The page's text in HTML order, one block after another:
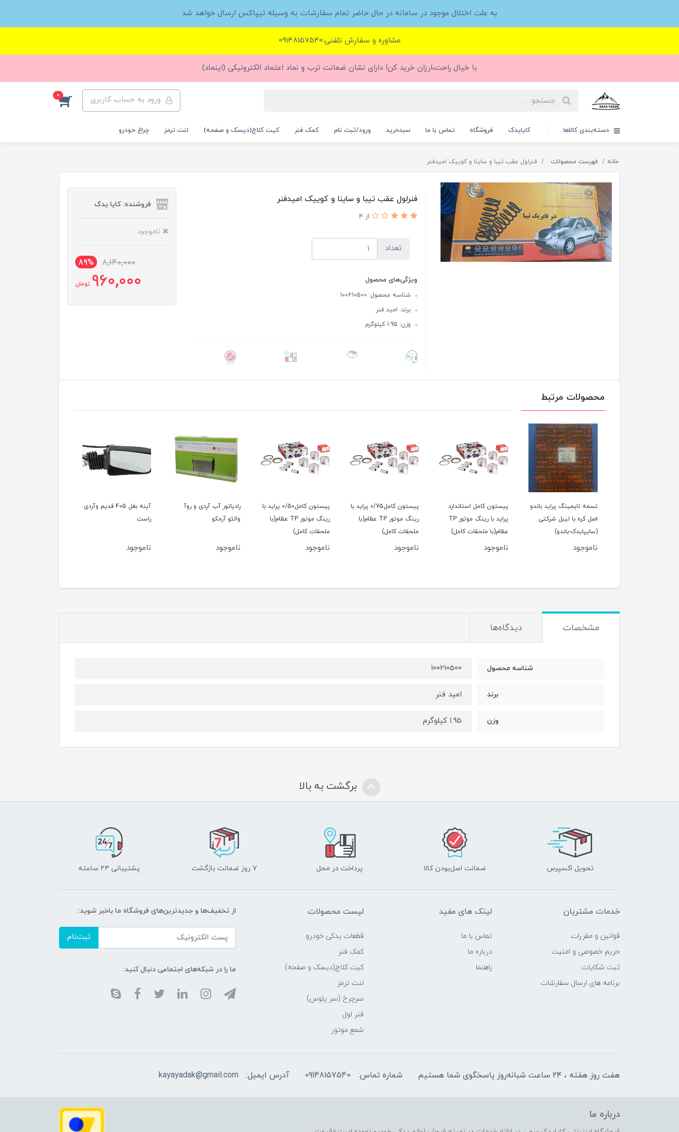
به علت اختلال موجود در سامانه در حال حاضر تمام سفارشات به وسیله تیپاکس ارسال خواهد شد
مشاوره و سفارش تلفنی:09148157540
با خیال راحت،ارزان خرید کن! دارای نشان ضمانت ترب و نماد اعتماد الکترونیکی (اینماد)
ورود به حساب کاربری 0
دسته‌بندی کالاها کایایدک فروشگاه تماس با ما سبدخرید ورود/ثبت نام کمک فنر کیت کلاچ(دیسک و صفحه) لنت ترمز چراغ خودرو
خانه فهرست محصولات فنرلول عقب تیبا و ساینا و کوییک امیدفنر
فنرلول عقب تیبا و ساینا و کوییک امیدفنر
از 4
تعداد
ویژگی‌های محصول
شناسه محصول: 100210500
برند: امید فنر
وزن: 1.95 کیلوگرم
فروشنده: کایا یدک
ناموجود
8,140,000
89%
960,000 تومان
محصولات مرتبط
تسمه تایمینگ پراید باندو
اصل کره با لیبل شرکتی
(سایپایدک-باندو)
ناموجود
پیستون کامل استاندارد
پراید با رینگ موتور TP
عظام(با ملحقات کامل)
ناموجود
پیستون کامل0/75 پراید با
رینگ موتور TP عظام(با
ملحقات کامل)
ناموجود
پیستون کامل0/50 پراید با
رینگ موتور TP عظام(با
ملحقات کامل)
ناموجود
رادیاتور آب آردی و روآ
والئو آرمکو
ناموجود
آینه بغل 405 قدیم وآردی
راست
ناموجود
مشخصات دیدگاه‌ها
شناسه محصول 100210500
برند امید فنر
وزن 1.95 کیلوگرم
برگشت به بالا
تحویل اکسپرس ضمانت اصل‌بودن کالا پرداخت در محل ۷ روز ضمانت بازگشت پشتیبانی ۲۴ ساعته
خدمات مشتریان
قوانین و مقررات
حریم خصوصی و امنیت
ثبت شکایات
برنامه های ارسال سفارشات
لینک های مفید
تماس با ما
درباره ما
راهنما
لیست محصولات
قطعات یدکی خودرو
کمک فنر
کیت کلاچ(دیسک و صفحه)
لنت ترمز
سرچرخ (سر پلوس)
فنر لول
شمع موتور
از تخفیف‌ها و جدیدترین‌های فروشگاه ما باخبر شوید:
ثبت‌نام
ما را در شبکه‌های اجتماعی دنبال کنید:
هفت روز هفته ، ۲۴ ساعت شبانه‌روز پاسخگوی شما هستیم شماره تماس: 09148157540 آدرس ایمیل: kayayadak@gmail.com
درباره ما